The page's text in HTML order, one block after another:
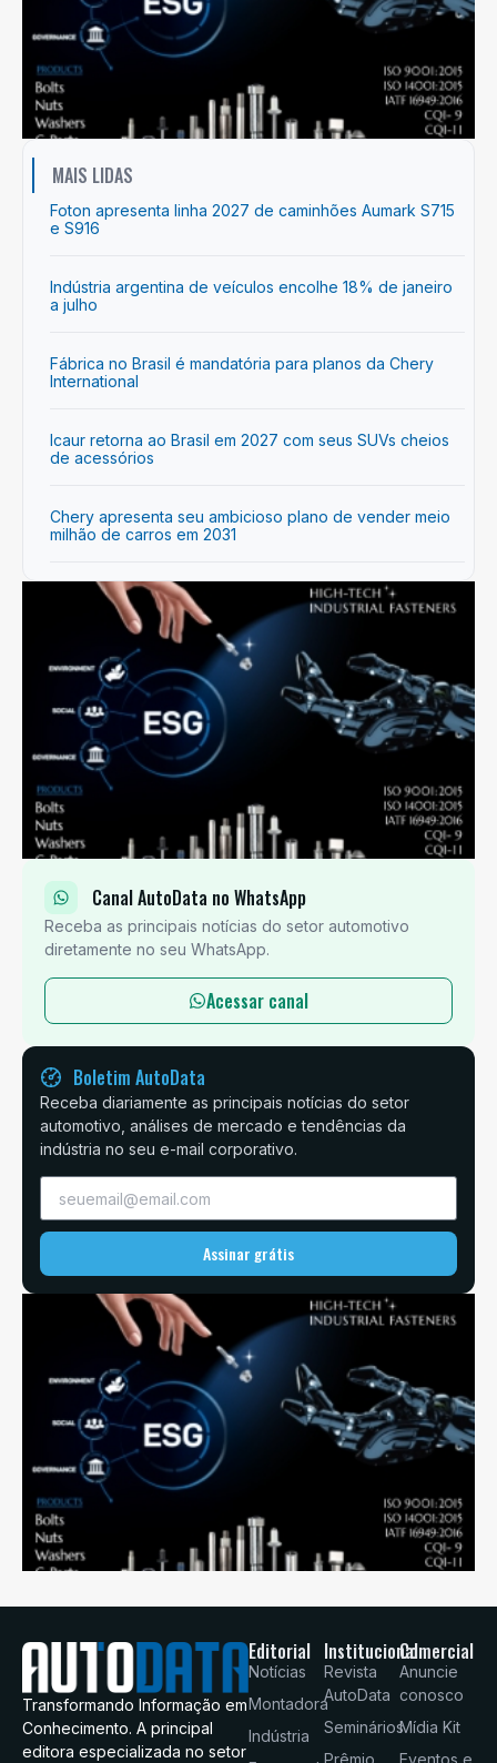
MAIS LIDAS
Foton apresenta linha 2027 de caminhões Aumark S715
e S916
Indústria argentina de veículos encolhe 18% de janeiro
a julho
Fábrica no Brasil é mandatória para planos da Chery
International
Icaur retorna ao Brasil em 2027 com seus SUVs cheios
de acessórios
Chery apresenta seu ambicioso plano de vender meio
milhão de carros em 2031
Canal AutoData no WhatsApp
Receba as principais notícias do setor automotivo
diretamente no seu WhatsApp.
Acessar canal
Boletim AutoData
Receba diariamente as principais notícias do setor
automotivo, análises de mercado e tendências da
indústria no seu e-mail corporativo.
Assinar grátis
Transformando Informação em
Conhecimento. A principal
editora especializada no setor
Editorial
Notícias
Montadora
Indústria
Institucional
Revista
AutoData
Seminários
Comercial
Anuncie
conosco
Mídia Kit